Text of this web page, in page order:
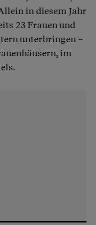
in diesem Jahr
23 Frauen und
unterbringen –
im